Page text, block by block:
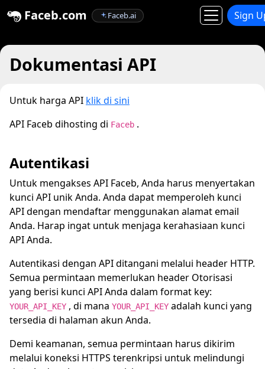
Faceb.com Faceb.ai Sign
Dokumentasi API
Untuk harga API klik di sini
API Faceb dihosting di Faceb .
Autentikasi
Untuk mengakses API Faceb, Anda harus menyertakan
kunci API unik Anda. Anda dapat memperoleh kunci
API dengan mendaftar menggunakan alamat email
Anda. Harap ingat untuk menjaga kerahasiaan kunci
API Anda.
Autentikasi dengan API ditangani melalui header HTTP.
Semua permintaan memerlukan header Otorisasi
yang berisi kunci API Anda dalam format key:
YOUR_API_KEY , di mana YOUR_API_KEY adalah kunci yang
tersedia di halaman akun Anda.
Demi keamanan, semua permintaan harus dikirim
melalui koneksi HTTPS terenkripsi untuk melindungi